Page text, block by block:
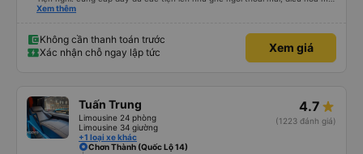
mẻ, wifi tốc độ cao và cổng sạc điện thoại di động. 3. Thời gian và độ chính
lượng và tiện ích được cung cấp. 5. Thái độ phục vụ: Nhân viên và tài xế rất
nhiệt tình, chu đáo và tôn trọng khách hàng. Tôi cảm thấy rất thoải mái và
hài lòng với các dịch vụ mà họ cung cấp. Dịch vụ của họ đáp ứng đầy đủ
Xem thêm
Không cần thanh toán trước
Xác nhận chỗ ngay lập tức
Xem giá
Tuấn Trung
Limousine 24 phòng
Limousine 34 giường
+1 loại xe khác
4.7
(1223 đánh giá)
Chơn Thành (Quốc Lộ 14)